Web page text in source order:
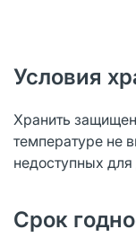
Условия
Хранить
температуре не
недоступных для
Срок